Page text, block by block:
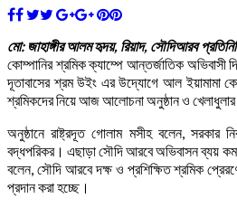
মো: জাহাঙ্গীর আলম হৃদয়, রিয়াদ, সৌদিআরব
কোম্পানির শ্রমিক ক্যাম্পে আন্তর্জাতিক অভিবাসী
দূতাবাসের শ্রম উইং এর উদ্যোগে আল ইয়ামামা
শ্রমিকদের নিয়ে আজ আলোচনা অনুষ্ঠান ও
অনুষ্ঠানে রাষ্ট্রদূত গোলাম মসীহ বলেন, সরকার
বদ্ধপরিকর। এছাড়া সৌদি আরবে অভিবাসন ব্যয়
বলেন, সৌদি আরবে দক্ষ ও প্রশিক্ষিত শ্রমিক
প্রদান করা হচ্ছে।